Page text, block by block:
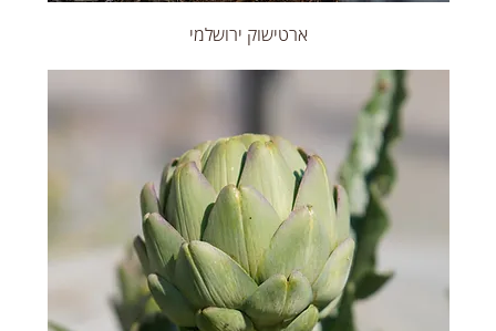
ארטישוק ירושלמי